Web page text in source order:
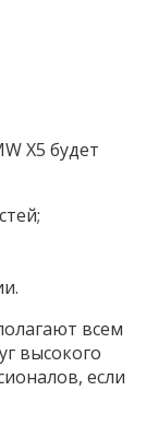
X5 будет
всем
высокого
если